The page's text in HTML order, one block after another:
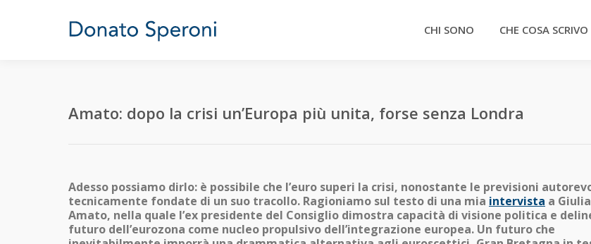
CHI SONO CHE COSA SCRIVO
Amato: dopo la crisi un’Europa più unita, forse senza Londra
Adesso possiamo dirlo: è possibile che l’euro superi la crisi, nonostante le previsioni
tecnicamente fondate di un suo tracollo. Ragioniamo sul testo di una mia intervista a
Amato, nella quale l’ex presidente del Consiglio dimostra capacità di visione politica e
futuro dell’eurozona come nucleo propulsivo dell’integrazione europea. Un futuro che